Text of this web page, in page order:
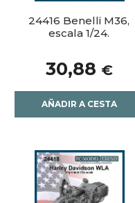
24416 Benelli M36,
escala 1/24.
30,88 €
AÑADIR A CESTA